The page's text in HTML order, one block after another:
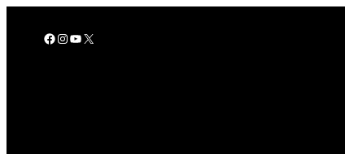
Facebook InstagramYouTube X